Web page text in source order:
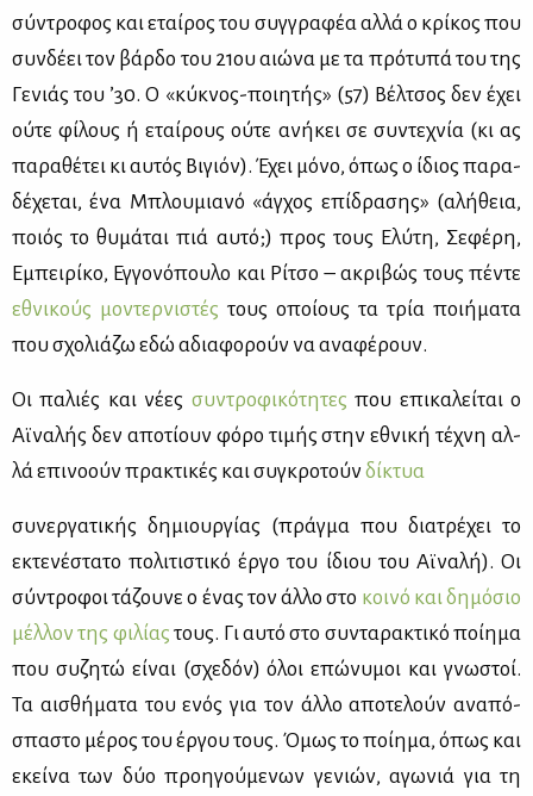
σύ­ντρο­φος και εταί­ρος του συγ­γρα­φέα αλ­λά ο κρί­κος που
συν­δέ­ει τον βάρ­δο του 21ου αιώ­να με τα πρό­τυ­πά του της
Γε­νιάς του ’30. Ο «κύ­κνος-ποι­η­τής» (57) Βέλ­τσος δεν έχει
ού­τε φί­λους ή εταί­ρους ού­τε ανή­κει σε συ­ντε­χνία (κι ας
πα­ρα­θέ­τει κι αυ­τός Βι­γιόν). Έχει μό­νο, όπως ο ίδιος πα­ρα­
δέ­χε­ται, ένα Μπλου­μια­νό «άγ­χος επί­δρα­σης» (αλή­θεια,
ποιός το θυ­μά­ται πιά αυ­τό;) προς τους Ελύ­τη, Σε­φέ­ρη,
Εμπει­ρί­κο, Εγ­γο­νό­που­λο και Ρί­τσο – ακρι­βώς τους πέ­ντε
εθνι­κούς μο­ντερ­νι­στές τους οποί­ους τα τρία ποι­ή­μα­τα
που σχο­λιά­ζω εδώ αδια­φο­ρούν να ανα­φέ­ρουν.
Οι πα­λιές και νέ­ες συ­ντρο­φι­κό­τη­τες που επι­κα­λεί­ται ο
Αϊ­να­λής δεν απο­τί­ουν φό­ρο τι­μής στην εθνι­κή τέ­χνη αλ­
λά επι­νο­ούν πρα­κτι­κές και συ­γκρο­τούν δί­κτυα
συ­νερ­γα­τι­κής δη­μιουρ­γί­ας (πράγ­μα που δια­τρέ­χει το
εκτε­νέ­στα­το πο­λι­τι­στι­κό έρ­γο του ίδιου του Αϊ­να­λή). Οι
σύ­ντρο­φοι τά­ζου­νε ο ένας τον άλ­λο στο κοι­νό και δη­μό­σιο
μέλ­λον της φι­λί­ας τους. Γι αυ­τό στο συ­ντα­ρα­κτι­κό ποί­η­μα
που συ­ζη­τώ εί­ναι (σχε­δόν) όλοι επώ­νυ­μοι και γνω­στοί.
Τα αι­σθή­μα­τα του ενός για τον άλ­λο απο­τε­λούν ανα­πό­
σπα­στο μέ­ρος του έρ­γου τους. Όμως το ποί­η­μα, όπως και
εκεί­να των δύο προη­γού­με­νων γε­νιών, αγω­νιά για τη